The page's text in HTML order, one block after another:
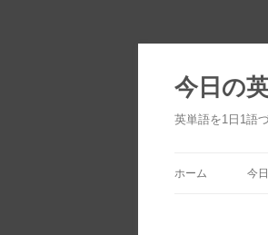
今日の
英単語を1日1語
ホーム 今